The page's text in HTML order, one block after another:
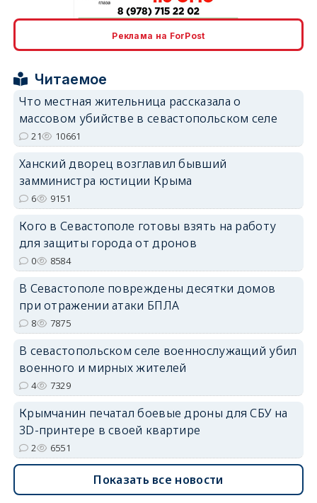
erid: 2SDnjdvhGXG
Реклама на ForPost
Читаемое
Что местная жительница рассказала о
массовом убийстве в севастопольском селе
21 10661
Ханский дворец возглавил бывший
замминистра юстиции Крыма
6 9151
Кого в Севастополе готовы взять на работу
для защиты города от дронов
0 8584
В Севастополе повреждены десятки домов
при отражении атаки БПЛА
8 7875
В севастопольском селе военнослужащий убил
военного и мирных жителей
4 7329
Крымчанин печатал боевые дроны для СБУ на
3D-принтере в своей квартире
2 6551
Показать все новости